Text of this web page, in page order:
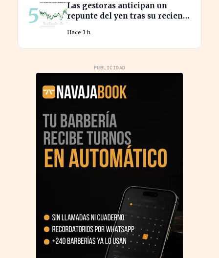
5
Las gestoras anticipan un
repunte del yen tras su reciente
Hace 3 h
PUBLICIDAD